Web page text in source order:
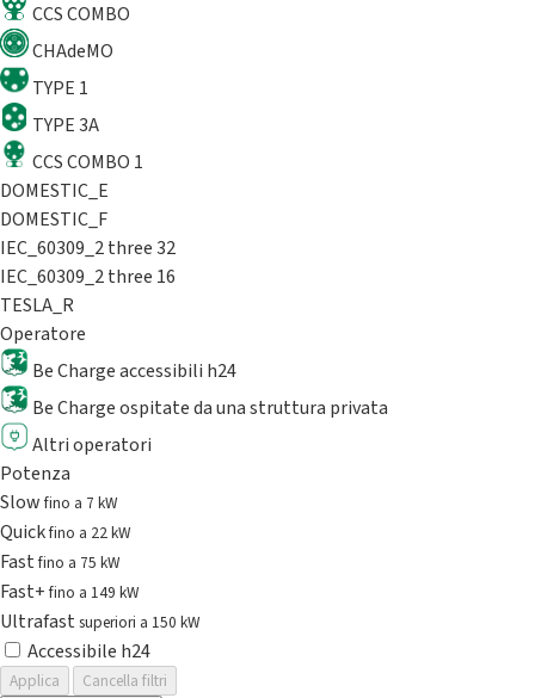
CCS COMBO
CHAdeMO
TYPE 1
TYPE 3A
CCS COMBO 1
DOMESTIC_E
DOMESTIC_F
IEC_60309_2 three 32
IEC_60309_2 three 16
TESLA_R
Operatore
Be Charge accessibili h24
Be Charge ospitate da una struttura privata
Altri operatori
Potenza
Slowfino a 7 kW
Quickfino a 22 kW
Fastfino a 75 kW
Fast+fino a 149 kW
Ultrafast superiori a 150 kW
Accessibile h24
Applica
Cancella filtri